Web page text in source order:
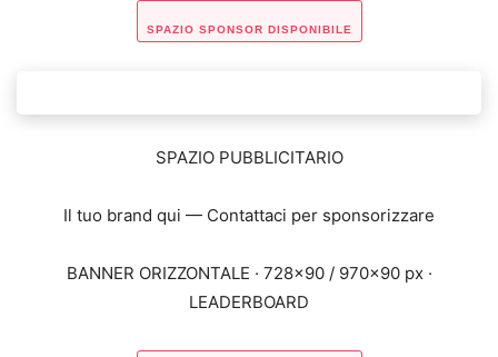
SPAZIO SPONSOR DISPONIBILE
SPAZIO PUBBLICITARIO
Il tuo brand qui — Contattaci per sponsorizzare
BANNER ORIZZONTALE · 728×90 / 970×90 px ·
LEADERBOARD